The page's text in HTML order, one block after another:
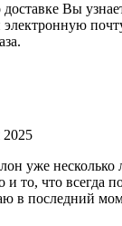
Вы
2025
уже несколько
и то, что всегда
в последний